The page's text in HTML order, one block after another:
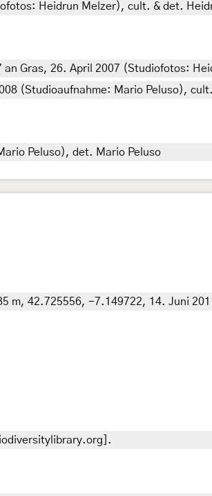
Heidrun Melzer), cult. & det.
Gras, 26. April 2007 (Studiofotos:
(Studioaufnahme: Mario Peluso),
Peluso), det. Mario Peluso
m, 42.725556, -7.149722, 14. Juni